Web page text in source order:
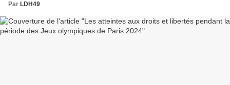
Par LDH49